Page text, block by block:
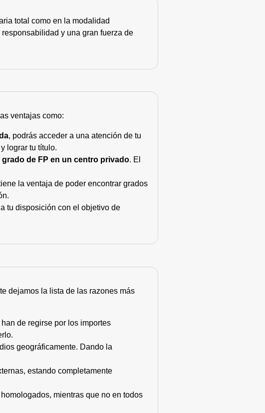
total como en la modalidad
y una gran fuerza de
ventajas como:
, podrás acceder a una atención de tu
lograr tu título.
grado de FP en un centro privado. El
la ventaja de poder encontrar grados
tu disposición con el objetivo de
dejamos la lista de las razones más
de regirse por los importes
geográficamente. Dando la
estando completamente
mientras que no en todos